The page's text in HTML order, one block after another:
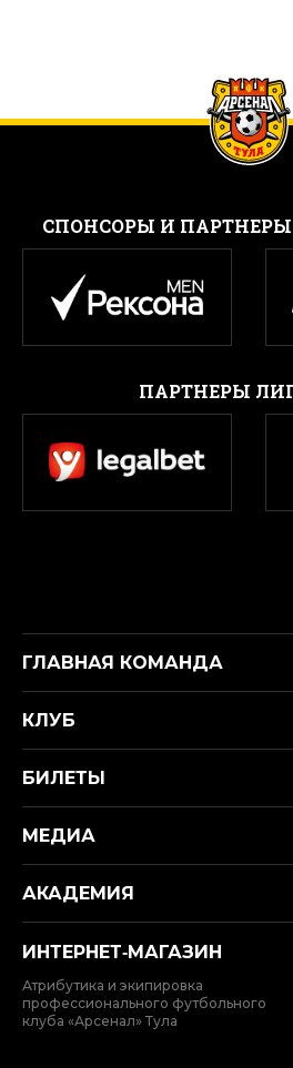
CПОНСОРЫ И ПАРТНЕРЫ
ПАРТНЕРЫ
ГЛАВНАЯ КОМАНДА
КЛУБ
БИЛЕТЫ
МЕДИА
АКАДЕМИЯ
ИНТЕРНЕТ‑МАГАЗИН
Атрибутика и экипировка
профессионального футбольного
клуба «Арсенал» Тула